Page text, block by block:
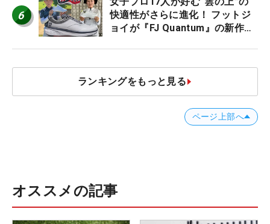
6
快適性がさらに進化！ フットジ
ョイが『FJ Quantum』の新作を
ランキングをもっと見る
ページ上部へ
オススメの記事